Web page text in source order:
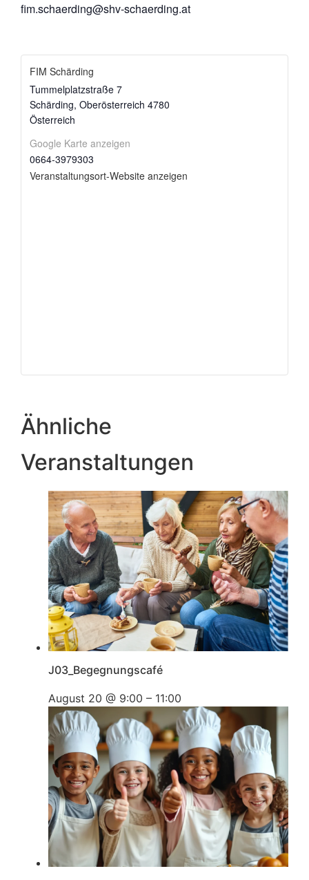
fim.schaerding@shv-schaerding.at
FIM Schärding
Tummelplatzstraße 7
Schärding, Oberösterreich 4780
Österreich
Google Karte anzeigen
0664-3979303
Veranstaltungsort-Website anzeigen
Ähnliche
Veranstaltungen
J03_Begegnungscafé
August 20 @ 9:00 – 11:00